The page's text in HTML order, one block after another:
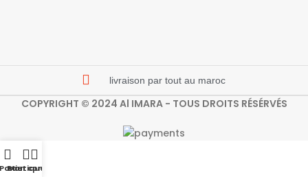
livraison par tout au maroc
COPYRIGHT © 2024 Al IMARA - TOUS DROITS RÉSÉRVÉS
Panier
Boutique
Mon compte